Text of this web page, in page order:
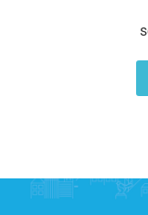
Vivienda
Directorio
Encuesta de
A+ A A-